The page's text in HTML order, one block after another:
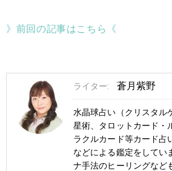
》前回の記事はこちら《
ライター: 蒼月紫野
水晶球占い（クリスタル
星術、タロットカード・
ラクルカード等カード占
などによる鑑定をしてい
ナ手法のヒーリングなど